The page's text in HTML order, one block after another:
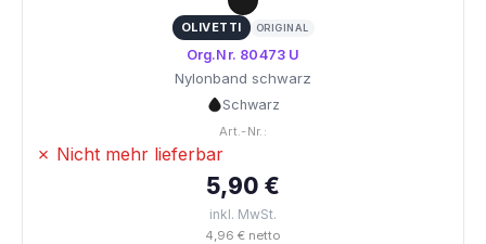
OLIVETTI ORIGINAL
Org.Nr. 80473 U
Nylonband schwarz
Schwarz
Art.-Nr.:
✗ Nicht mehr lieferbar
5,90 €
inkl. MwSt.
4,96 € netto